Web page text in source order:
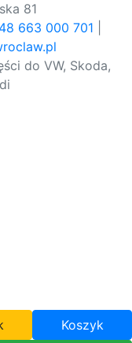
81
663 000 701
do VW, Skoda,
Koszyk